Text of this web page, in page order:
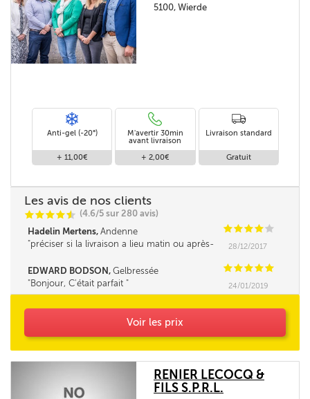
5100, Wierde
Anti-gel (-20°)
+ 11,00€
M'avertir 30min
avant livraison
+ 2,00€
Livraison standard
Gratuit
Les avis de nos clients
CCCCi
@ (4.6/5 sur 280 avis)
Hadelin Mertens, Andenne CCCC C
préciser si la livraison a lieu matin ou après-
28/12/2017
EDWARD BODSON, Gelbressée CCCCC
Bonjour, C'était parfait
24/01/2019
Voir les prix
RENIER LECOCQ &
FILS S.P.R.L.